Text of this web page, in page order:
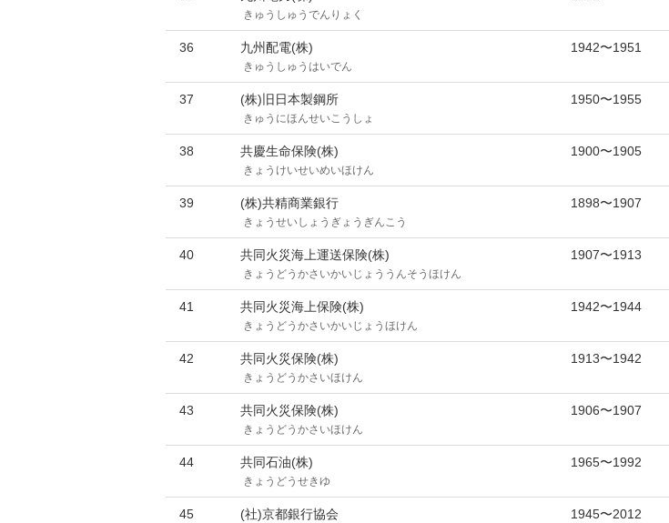
きゅうしゅうでんりょく
36 九州配電(株)
きゅうしゅうはいでん
1942〜1951
37 (株)旧日本製鋼所
きゅうにほんせいこうしょ
1950〜1955
38 共慶生命保険(株)
きょうけいせいめいほけん
1900〜1905
39 (株)共精商業銀行
きょうせいしょうぎょうぎんこう
1898〜1907
40 共同火災海上運送保険(株)
きょうどうかさいかいじょううんそうほけん
1907〜1913
41 共同火災海上保険(株)
きょうどうかさいかいじょうほけん
1942〜1944
42 共同火災保険(株)
きょうどうかさいほけん
1913〜1942
43 共同火災保険(株)
きょうどうかさいほけん
1906〜1907
44 共同石油(株)
きょうどうせきゆ
1965〜1992
45 (社)京都銀行協会 1945〜2012